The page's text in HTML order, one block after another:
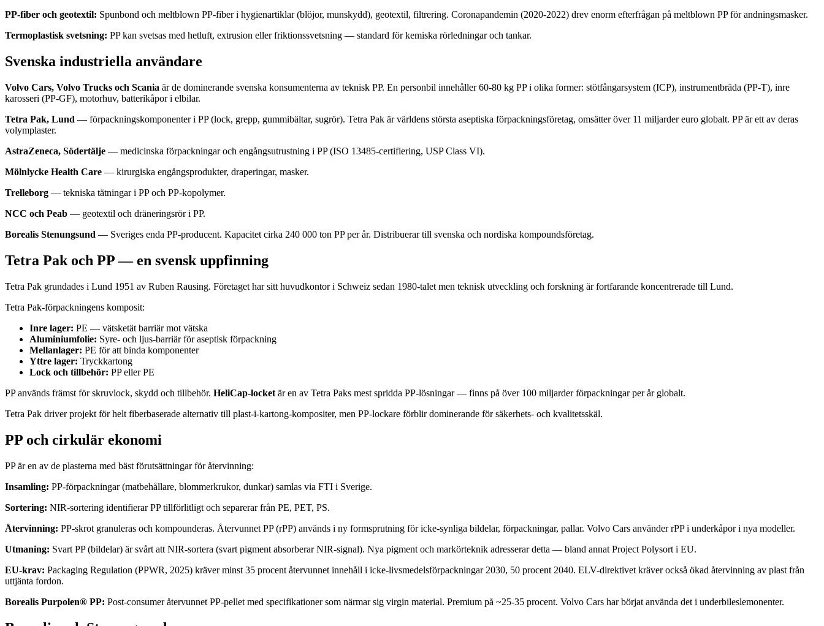
PP-fiber och geotextil: Spunbond och meltblown PP-fiber i hygienartiklar (blöjor, munskydd), geotextil, filtrering. Coronapandemin (2020-2022) drev enorm efterfrågan på meltblown PP för andningsmasker.
Termoplastisk svetsning: PP kan svetsas med hetluft, extrusion eller friktionssvetsning — standard för kemiska rörledningar och tankar.
Svenska industriella användare
Volvo Cars, Volvo Trucks och Scania är de dominerande svenska konsumenterna av teknisk PP. En personbil innehåller 60-80 kg PP i olika former: stötfångarsystem (ICP), instrumentbräda (PP-T), inre
karosseri (PP-GF), motorhuv, batterikåpor i elbilar.
Tetra Pak, Lund — förpackningskomponenter i PP (lock, grepp, gummibältar, sugrör). Tetra Pak är världens största aseptiska förpackningsföretag, omsätter över 11 miljarder euro globalt. PP är ett av deras
volymplaster.
AstraZeneca, Södertälje — medicinska förpackningar och engångsutrustning i PP (ISO 13485-certifiering, USP Class VI).
Mölnlycke Health Care — kirurgiska engångsprodukter, draperingar, masker.
Trelleborg — tekniska tätningar i PP och PP-kopolymer.
NCC och Peab — geotextil och dräneringsrör i PP.
Borealis Stenungsund — Sveriges enda PP-producent. Kapacitet cirka 240 000 ton PP per år. Distribuerar till svenska och nordiska kompoundsföretag.
Tetra Pak och PP — en svensk uppfinning
Tetra Pak grundades i Lund 1951 av Ruben Rausing. Företaget har sitt huvudkontor i Schweiz sedan 1980-talet men teknisk utveckling och forskning är fortfarande koncentrerade till Lund.
Tetra Pak-förpackningens komposit:
Inre lager: PE — vätsketät barriär mot vätska
Aluminiumfolie: Syre- och ljus-barriär för aseptisk förpackning
Mellanlager: PE för att binda komponenter
Yttre lager: Tryckkartong
Lock och tillbehör: PP eller PE
PP används främst för skruvlock, skydd och tillbehör. HeliCap-locket är en av Tetra Paks mest spridda PP-lösningar — finns på över 100 miljarder förpackningar per år globalt.
Tetra Pak driver projekt för helt fiberbaserade alternativ till plast-i-kartong-kompositer, men PP-lockare förblir dominerande för säkerhets- och kvalitetsskäl.
PP och cirkulär ekonomi
PP är en av de plasterna med bäst förutsättningar för återvinning:
Insamling: PP-förpackningar (matbehållare, blommerkrukor, dunkar) samlas via FTI i Sverige.
Sortering: NIR-sortering identifierar PP tillförlitligt och separerar från PE, PET, PS.
Återvinning: PP-skrot granuleras och kompounderas. Återvunnet PP (rPP) används i ny formsprutning för icke-synliga bildelar, förpackningar, pallar. Volvo Cars använder rPP i underkåpor i nya modeller.
Utmaning: Svart PP (bildelar) är svårt att NIR-sortera (svart pigment absorberar NIR-signal). Nya pigment och markörteknik adresserar detta — bland annat Project Polysort i EU.
EU-krav: Packaging Regulation (PPWR, 2025) kräver minst 35 procent återvunnet innehåll i icke-livsmedelsförpackningar 2030, 50 procent 2040. ELV-direktivet kräver också ökad återvinning av plast från
uttjänta fordon.
Borealis Purpolen® PP: Post-consumer återvunnet PP-pellet med specifikationer som närmar sig virgin material. Premium på ~25-35 procent. Volvo Cars har börjat använda det i underbileslemonenter.